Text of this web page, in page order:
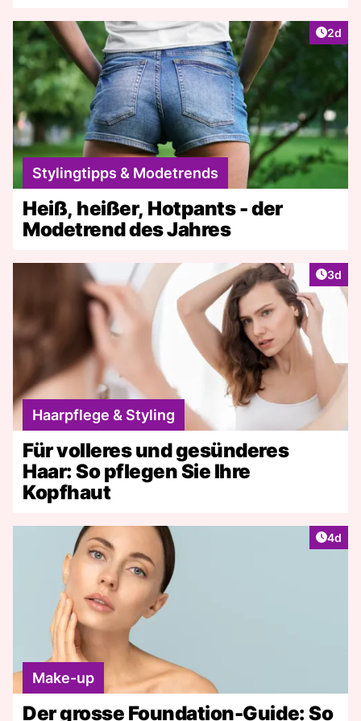
2d
Stylingtipps & Modetrends
Heiß, heißer, Hotpants - der
Modetrend des Jahres
3d
Haarpflege & Styling
Für volleres und gesünderes
Haar: So pflegen Sie Ihre
Kopfhaut
4d
Make-up
Der grosse Foundation-Guide: So